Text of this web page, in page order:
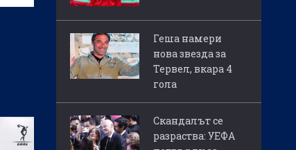
Геша намери
нова звезда за
Тервел, вкара 4
гола
Скандалът се
разраства: УЕФА